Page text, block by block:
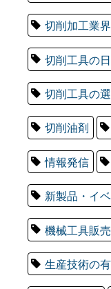
切削加工業界
切削工具の
切削工具の
切削油剤
情報発信
新製品・イ
機械工具販
生産技術の